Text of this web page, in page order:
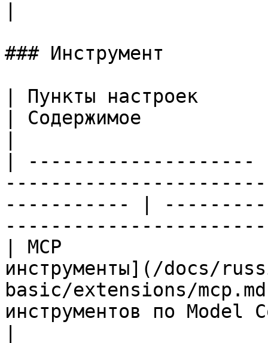
### Инструмент
| Пункты настроек
| Содержимое
|
----------- |
| MCP                  |
инструменты](/docs/
basic/extensions/
инструментов по